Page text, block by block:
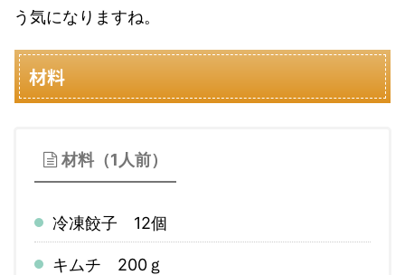
う気になりますね。
材料
材料（1人前）
冷凍餃子 12個
キムチ 200ｇ